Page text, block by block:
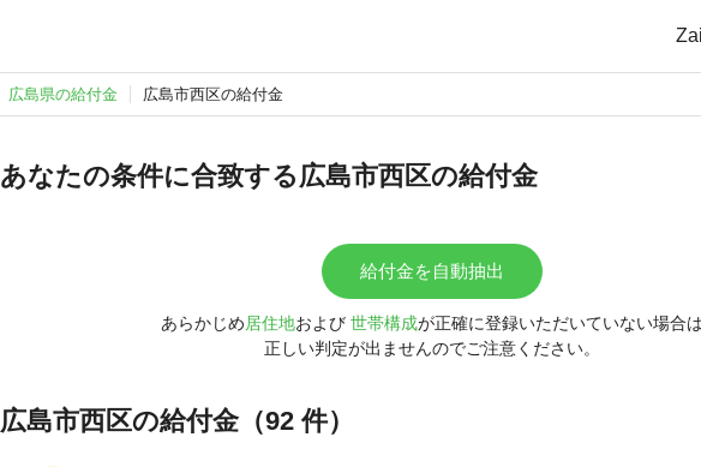
広島県の給付金 広島市西区の給付金
あなたの条件に合致する広島市西区の給付金
給付金を自動抽出
あらかじめ居住地および 世帯構成が正確に登録いただいていない場合は
正しい判定が出ませんのでご注意ください。
広島市西区の給付金（92 件）